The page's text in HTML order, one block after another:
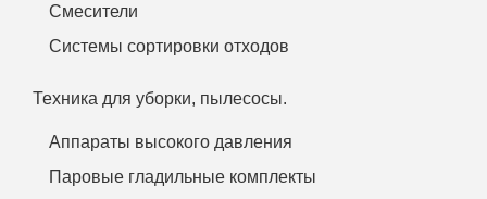
Смесители
Системы сортировки отходов
Техника для уборки, пылесосы.
Аппараты высокого давления
Паровые гладильные комплекты